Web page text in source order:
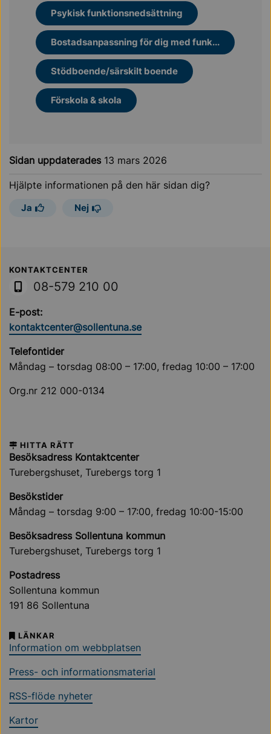
Psykisk funktionsnedsättning
Bostadsanpassning för dig med funk...
Stödboende/särskilt boende
Förskola & skola
Sidan uppdaterades 13 mars 2026
Hjälpte informationen på den här sidan dig?
Ja Nej
Sollentuna Kommun
KONTAKTCENTER
08-579 210 00
E-post:
kontaktcenter@sollentuna.se
Telefontider
Måndag – torsdag 08:00 – 17:00, fredag 10:00 – 17:00
Org.nr 212 000-0134
HITTA RÄTT
Besöksadress Kontaktcenter
Turebergshuset, Turebergs torg 1
Besökstider
Måndag – torsdag 9:00 – 17:00, fredag 10:00-15:00
Besöksadress Sollentuna kommun
Turebergshuset, Turebergs torg 1
Postadress
Sollentuna kommun
191 86 Sollentuna
LÄNKAR
Information om webbplatsen
Press- och informationsmaterial
RSS-flöde nyheter
Kartor